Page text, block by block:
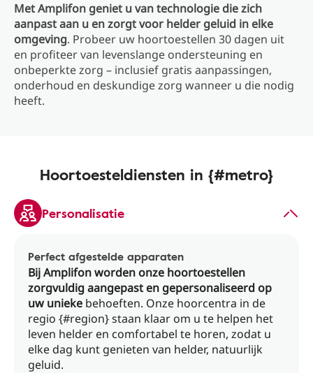
Met Amplifon geniet u van technologie die zich
aanpast aan u en zorgt voor helder geluid in elke
omgeving. Probeer uw hoortoestellen 30 dagen uit
en profiteer van levenslange ondersteuning en
onbeperkte zorg – inclusief gratis aanpassingen,
onderhoud en deskundige zorg wanneer u die nodig
heeft.
Hoortoesteldiensten in {#metro}
Personalisatie
Perfect afgestelde apparaten
Bij Amplifon worden onze hoortoestellen
zorgvuldig aangepast en gepersonaliseerd op
uw unieke behoeften. Onze hoorcentra in de
regio {#region} staan ​​klaar om u te helpen het
leven helder en comfortabel te horen, zodat u
elke dag kunt genieten van helder, natuurlijk
geluid.